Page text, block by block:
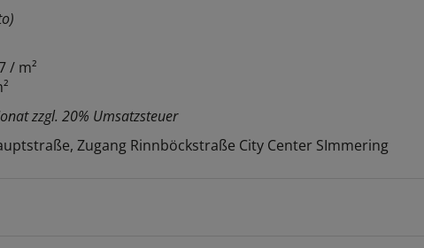
/ m²
zzgl. 20% Umsatzsteuer
Zugang Rinnböckstraße City Center SImmering